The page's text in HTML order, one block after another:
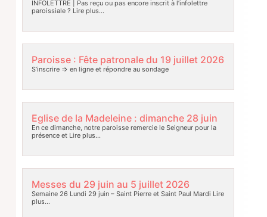
INFOLETTRE | Pas reçu ou pas encore inscrit à l’infolettre
paroissiale ? Lire plus…
Paroisse : Fête patronale du 19 juillet 2026
S’inscrire => en ligne et répondre au sondage
Eglise de la Madeleine : dimanche 28 juin
En ce dimanche, notre paroisse remercie le Seigneur pour la
présence etLire plus…
Messes du 29 juin au 5 juillet 2026
Semaine 26 Lundi 29 juin – Saint Pierre et Saint Paul Mardi Lire
plus…